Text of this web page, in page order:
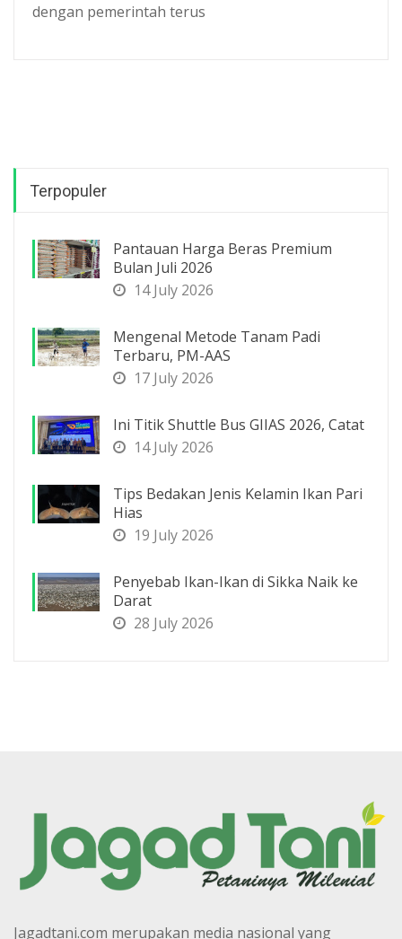
dengan pemerintah terus
Terpopuler
Pantauan Harga Beras Premium
Bulan Juli 2026
14 July 2026
Mengenal Metode Tanam Padi
Terbaru, PM-AAS
17 July 2026
Ini Titik Shuttle Bus GIIAS 2026, Catat
14 July 2026
Tips Bedakan Jenis Kelamin Ikan Pari
Hias
19 July 2026
Penyebab Ikan-Ikan di Sikka Naik ke
Darat
28 July 2026
Jagadtani.com merupakan media nasional yang